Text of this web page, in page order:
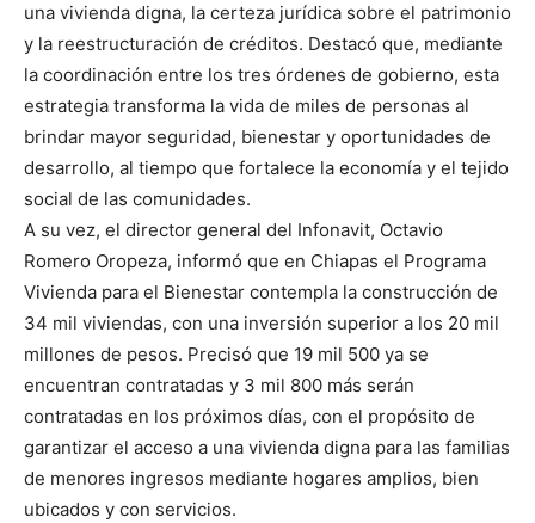
una vivienda digna, la certeza jurídica sobre el patrimonio
y la reestructuración de créditos. Destacó que, mediante
la coordinación entre los tres órdenes de gobierno, esta
estrategia transforma la vida de miles de personas al
brindar mayor seguridad, bienestar y oportunidades de
desarrollo, al tiempo que fortalece la economía y el tejido
social de las comunidades.
A su vez, el director general del Infonavit, Octavio
Romero Oropeza, informó que en Chiapas el Programa
Vivienda para el Bienestar contempla la construcción de
34 mil viviendas, con una inversión superior a los 20 mil
millones de pesos. Precisó que 19 mil 500 ya se
encuentran contratadas y 3 mil 800 más serán
contratadas en los próximos días, con el propósito de
garantizar el acceso a una vivienda digna para las familias
de menores ingresos mediante hogares amplios, bien
ubicados y con servicios.